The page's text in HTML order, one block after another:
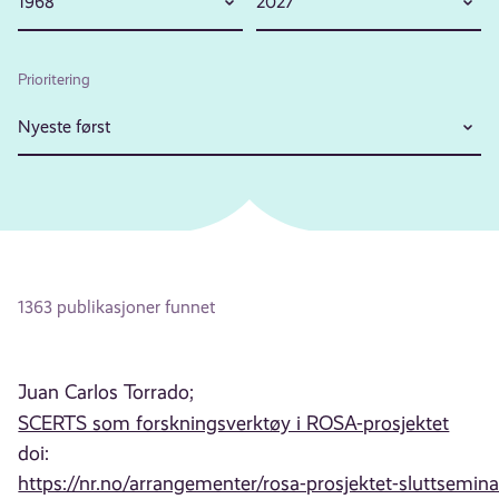
Prioritering
Nyeste først
1363 publikasjoner funnet
Juan Carlos Torrado;
SCERTS som forskningsverktøy i ROSA-prosjektet
doi:
https://nr.no/arrangementer/rosa-prosjektet-